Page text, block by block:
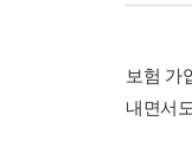
보험 가
내면서